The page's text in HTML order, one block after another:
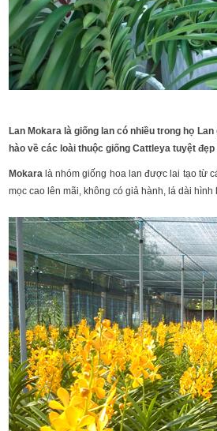
Lan Mokara là giống lan có nhiều trong họ
hào về các loài thuộc giống Cattleya tuyệt
Mokaralà nhóm giống hoa lan được lai tạo từ
mọc cao lên mãi, không có giả hành, lá dài